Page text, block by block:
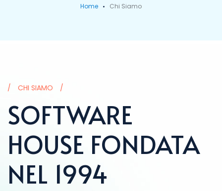
Home Chi Siamo
CHI SIAMO
SOFTWARE
HOUSE FONDATA
NEL 1994